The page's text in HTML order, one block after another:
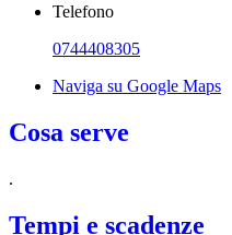
Telefono
0744408305
Naviga su Google Maps
Cosa serve
.
Tempi e scadenze